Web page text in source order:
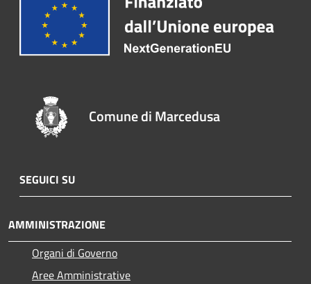
Comune di Marcedusa
SEGUICI SU
AMMINISTRAZIONE
Organi di Governo
Aree Amministrative